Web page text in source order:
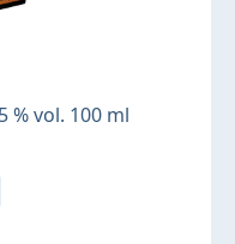
% vol. 100 ml